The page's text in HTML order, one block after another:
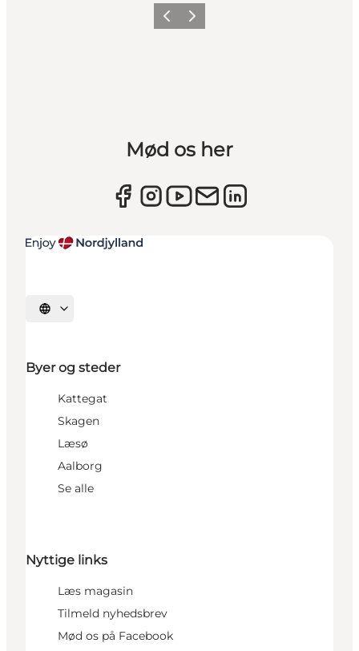
ForrigeNæste
Mød os her
Vælg sprog
Byer og steder
Kattegat
Skagen
Læsø
Aalborg
Se alle
Nyttige links
Læs magasin
Tilmeld nyhedsbrev
Mød os på Facebook